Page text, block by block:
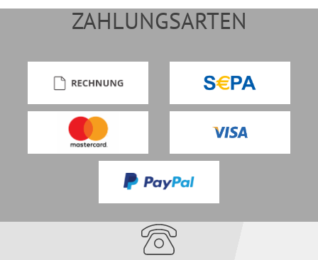
ZAHLUNGSARTEN